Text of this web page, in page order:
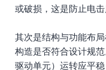
或破损，这是防止电击
其次是结构与功能布
构造是否符合设计规
驱动单元）运转应平